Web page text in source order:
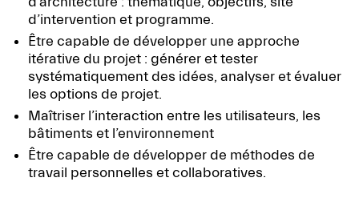
d’intervention et programme.
Être capable de développer une approche
itérative du projet : générer et tester
systématiquement des idées, analyser et évaluer
les options de projet.
Maîtriser l’interaction entre les utilisateurs, les
bâtiments et l’environnement
Être capable de développer de méthodes de
travail personnelles et collaboratives.